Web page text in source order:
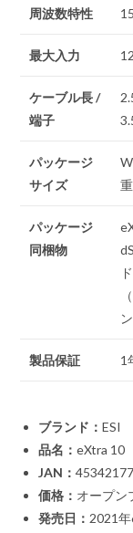
周波数特性
最大入力
ケーブル長 /
端子
パッケージ
サイズ
パッケージ
同梱物
製品保証 1
ブランド：ESI
品名：eXtra 10
JAN：
価格： オープン
発売日： 2021年